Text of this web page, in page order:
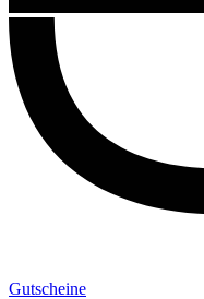
Gutscheine